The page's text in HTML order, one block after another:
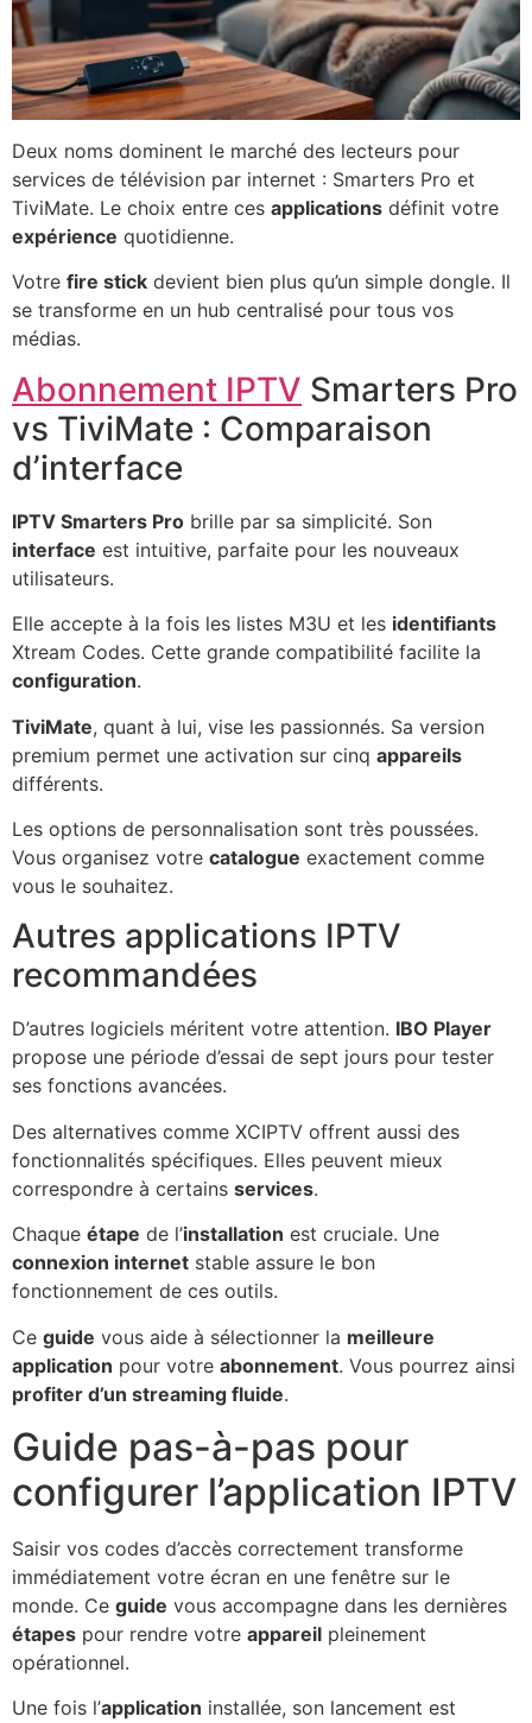
Deux noms dominent le marché des lecteurs pour
services de télévision par internet : Smarters Pro et
TiviMate. Le choix entre ces applications définit votre
expérience quotidienne.
Votre fire stick devient bien plus qu’un simple dongle. Il
se transforme en un hub centralisé pour tous vos
médias.
Abonnement IPTV Smarters Pro
vs TiviMate : Comparaison
d’interface
IPTV Smarters Pro brille par sa simplicité. Son
interface est intuitive, parfaite pour les nouveaux
utilisateurs.
Elle accepte à la fois les listes M3U et les identifiants
Xtream Codes. Cette grande compatibilité facilite la
configuration.
TiviMate, quant à lui, vise les passionnés. Sa version
premium permet une activation sur cinq appareils
différents.
Les options de personnalisation sont très poussées.
Vous organisez votre catalogue exactement comme
vous le souhaitez.
Autres applications IPTV
recommandées
D’autres logiciels méritent votre attention. IBO Player
propose une période d’essai de sept jours pour tester
ses fonctions avancées.
Des alternatives comme XCIPTV offrent aussi des
fonctionnalités spécifiques. Elles peuvent mieux
correspondre à certains services.
Chaque étape de l’installation est cruciale. Une
connexion internet stable assure le bon
fonctionnement de ces outils.
Ce guide vous aide à sélectionner la meilleure
application pour votre abonnement. Vous pourrez ainsi
profiter d’un streaming fluide.
Guide pas-à-pas pour
configurer l’application IPTV
Saisir vos codes d’accès correctement transforme
immédiatement votre écran en une fenêtre sur le
monde. Ce guide vous accompagne dans les dernières
étapes pour rendre votre appareil pleinement
opérationnel.
Une fois l’application installée, son lancement est